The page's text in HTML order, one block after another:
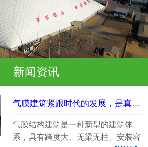
新闻资讯
气膜建筑紧跟时代的发展，是真正的节能环保建筑
气膜结构建筑是一种新型的建筑体
系，具有跨度大、无梁无柱、安装容